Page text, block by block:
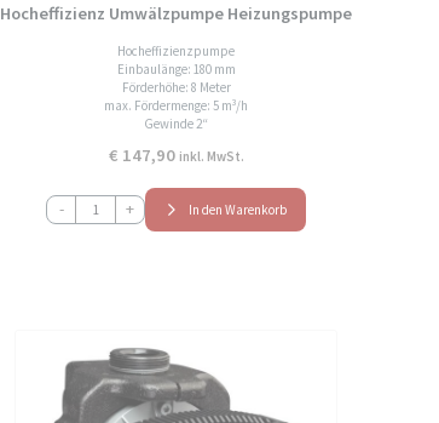
Hocheffizienz Umwälzpumpe Heizungspumpe
Hocheffizienzpumpe
Einbaulänge: 180 mm
Förderhöhe: 8 Meter
max. Fördermenge: 5 m³/h
Gewinde 2“
€ 147,90 inkl. MwSt.
-
HST
EP32-
+ In den Warenkorb